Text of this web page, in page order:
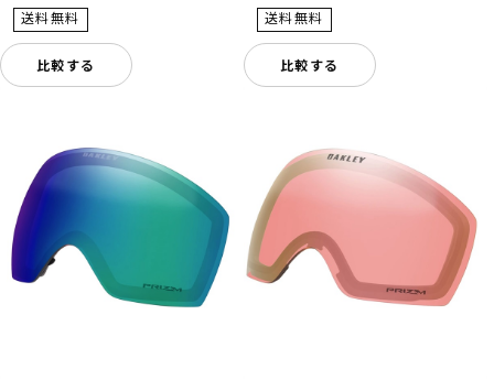
比較する 比較する